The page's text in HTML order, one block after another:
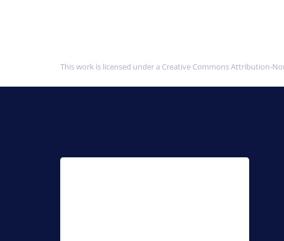
This work is licensed under a Creative Commons Attribution-